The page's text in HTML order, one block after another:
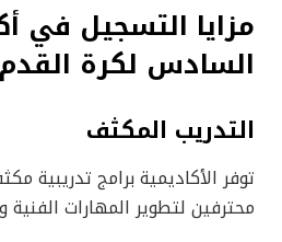
مزايا التسجيل في
السادس لكرة القدم
التدريب المكثف
توفر الأكاديمية برامج تدريبية
محترفين لتطوير المهارات الفنية